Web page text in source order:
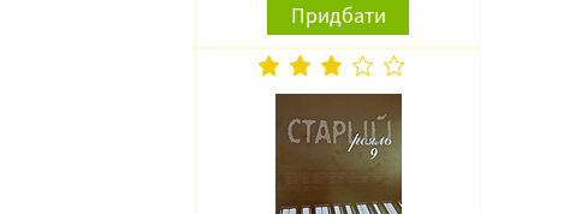
Придбати